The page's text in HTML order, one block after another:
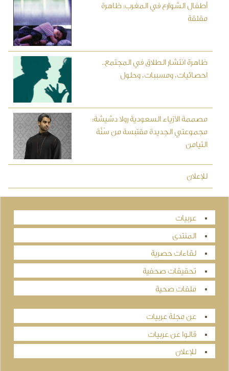
أطفال الشوارع في المغرب: ظاهرة
مقلقة
ظاهرة انتشار الطلاق في المجتمع..
احصائيات، ومسببات، وحلول
مصممة الأزياء السعودية رولا دشيشة:
مجموعتي الجديدة مقتبسة من سُنَّة
التيامن
للإعلان
عربيات
المنتدى
لقاءات حصرية
تحقيقات صحفية
ملفات صحية
عن مجلة عربيات
قالوا عن عربيات
للإعلان